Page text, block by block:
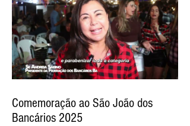
Comemoração ao São João dos
Bancários 2025